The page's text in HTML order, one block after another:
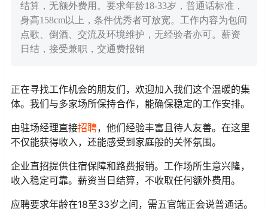
结算，无额外费用。要求年龄18-33岁，普通话标准，
身高158cm以上，条件优秀者可放宽。工作内容为包间
点歌、倒酒、交流及环境维护，无经验者亦可。薪资
日结，接受兼职，交通费报销
正在寻找工作机会的朋友们，欢迎加入我们这个温暖的集
体。我们与多家场所保持合作，能确保稳定的工作安排。
由驻场经理直接招聘，他们经验丰富且待人友善。在这里
不仅能获得收入，还能感受到家庭般的关怀氛围。
企业直招提供住宿保障和路费报销。工作场所生意兴隆，
收入稳定可靠。薪资当日结算，不收取任何额外费用。
应聘要求年龄在18至33岁之间，需五官端正会说普通话。